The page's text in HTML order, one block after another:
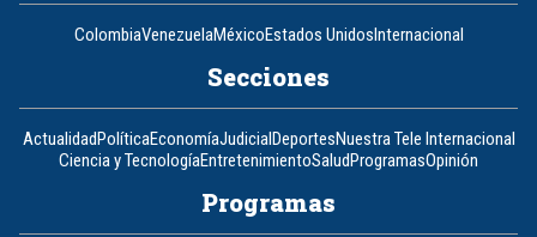
ColombiaVenezuelaMéxicoEstados Unidos Internacional
Secciones
Actualidad PolíticaEconomíaJudicial DeportesNuestra Tele Internacional
Ciencia y TecnologíaEntretenimientoSalud ProgramasOpinión
Programas